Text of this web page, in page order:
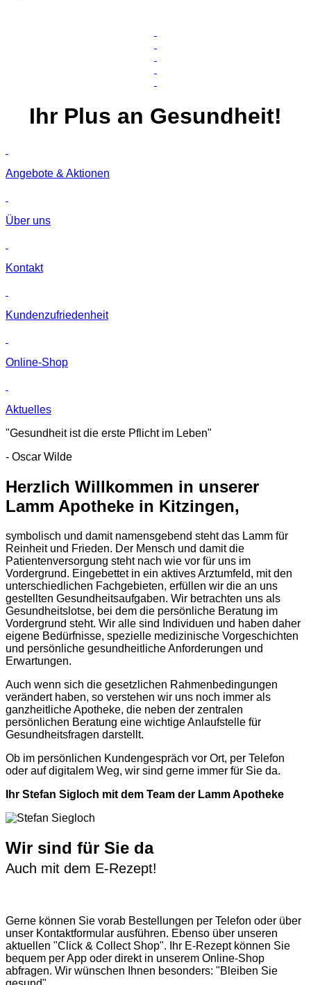
Ihr Plus an Gesundheit!
Angebote & Aktionen
Über uns
Kontakt
Kunden­zufriedenheit
Online-Shop
Aktuelles
"Gesundheit ist die erste Pflicht im Leben"
- Oscar Wilde
Herzlich Willkommen in unserer
Lamm Apotheke in Kitzingen,
symbolisch und damit namensgebend steht das Lamm für
Reinheit und Frieden. Der Mensch und damit die
Patientenversorgung steht nach wie vor für uns im
Vordergrund. Eingebettet in ein aktives Arztumfeld, mit den
unterschiedlichen Fachgebieten, erfüllen wir die an uns
gestellten Gesundheitsaufgaben. Wir betrachten uns als
Gesundheitslotse, bei dem die persönliche Beratung im
Vordergrund steht. Wir alle sind Individuen und haben daher
eigene Bedürfnisse, spezielle medizinische Vorgeschichten
und persönliche gesundheitliche Anforderungen und
Erwartungen.
Auch wenn sich die gesetzlichen Rahmenbedingungen
verändert haben, so verstehen wir uns noch immer als
ganzheitliche Apotheke, die neben der zentralen
persönlichen Beratung eine wichtige Anlaufstelle für
Gesundheitsfragen darstellt.
Ob im persönlichen Kundengespräch vor Ort, per Telefon
oder auf digitalem Weg, wir sind gerne immer für Sie da.
Ihr Stefan Sigloch mit dem Team der Lamm Apotheke
Wir sind für Sie da
Auch mit dem E-Rezept!
Gerne können Sie vorab Bestellungen per Telefon oder über
unser Kontaktformular ausführen. Ebenso über unseren
aktuellen "Click & Collect Shop". Ihr E-Rezept können Sie
bequem per App oder direkt in unserem Online-Shop
abfragen. Wir wünschen Ihnen besonders: "Bleiben Sie